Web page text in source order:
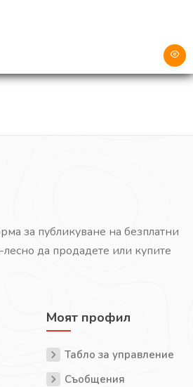
за публикуване на безплатни
да продадете или купите
Моят профил
Табло за управление
Съобщения